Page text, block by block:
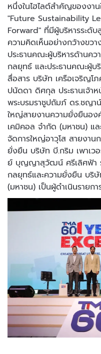
หนึ่งในไฮไลต์สำคัญของงา
"Future Sustainability
Forward" ที่มีผู้บริหารระดั
ความคิดเห็นอย่างกว้างขว
ประธานคณะผู้บริหารด้านค
กลยุทธ์ และประธานคณะผู้บ
สื่อสาร บริษัท เครือเจริญ
ปนัดดา ดิศกุล ประธานเจ้า
พระบรมราชูปถัมภ์ ดร.ชญา
ใหญ่สายงานความยั่งยืนอ
เคมิคอล จำกัด (มหาชน) แ
จัดการใหญ่อาวุโส สายงาน
ยั่งยืน บริษัท บี.กริม เพาเว
ย์ บุญญาสุวัฒน์ ศรีเลิศฟ้า
กลยุทธ์และความยั่งยืน บริ
(มหาชน) เป็นผู้ดำเนินรายกา